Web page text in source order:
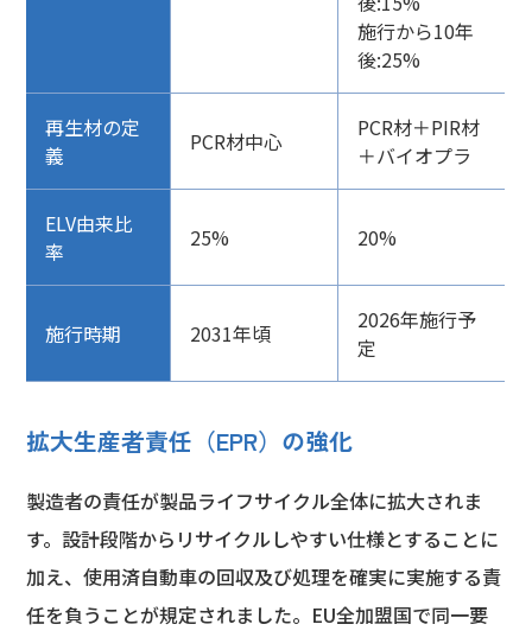
施行から10年
後:25%
再生材の定
義
PCR材中心
PCR材＋PIR材
＋バイオプラ
ELV由来比
率
25% 20%
施行時期 2031年頃
2026年施行予
定
拡大生産者責任（EPR）の強化
製造者の責任が製品ライフサイクル全体に拡大されま
す。設計段階からリサイクルしやすい仕様とすることに
加え、使用済自動車の回収及び処理を確実に実施する責
任を負うことが規定されました。EU全加盟国で同一要